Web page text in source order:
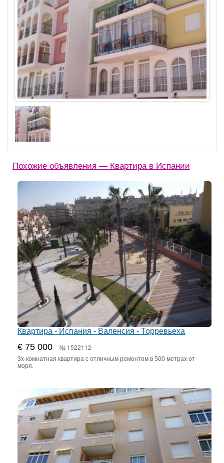
Похожие объявления — Квартира в Испании
Квартира - Испания - Валенсия - Торревьеха
€ 75 000 № 1522112
3х-комнатная квартира с отличным ремонтом в 500 метрах от
моря.